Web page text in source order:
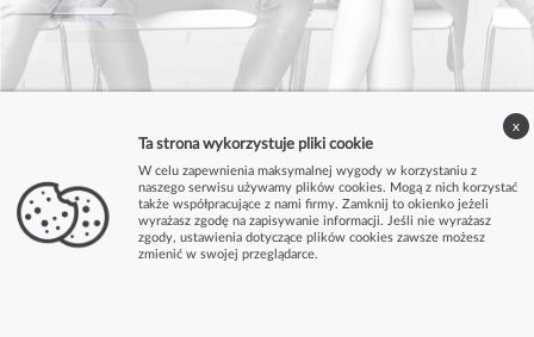
Ta strona wykorzystuje pliki cookie
W celu zapewnienia maksymalnej wygody w korzystaniu z
naszego serwisu używamy plików cookies. Mogą z nich korzystać
także współpracujące z nami firmy. Zamknij to okienko jeżeli
wyrażasz zgodę na zapisywanie informacji. Jeśli nie wyrażasz
zgody, ustawienia dotyczące plików cookies zawsze możesz
zmienić w swojej przeglądarce.
x